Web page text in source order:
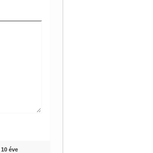
10 éve